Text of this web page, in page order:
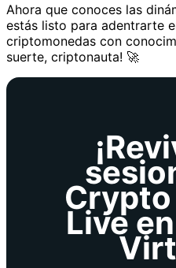
Ahora que conoces las
estás listo para adentrarte
criptomonedas con
suerte, criptonauta! 🚀
Live